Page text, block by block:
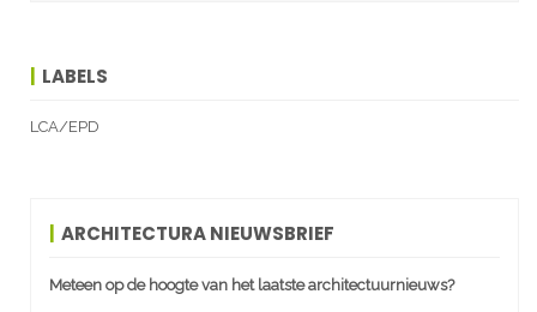
LABELS
LCA/EPD
ARCHITECTURA NIEUWSBRIEF
Meteen op de hoogte van het laatste architectuurnieuws?